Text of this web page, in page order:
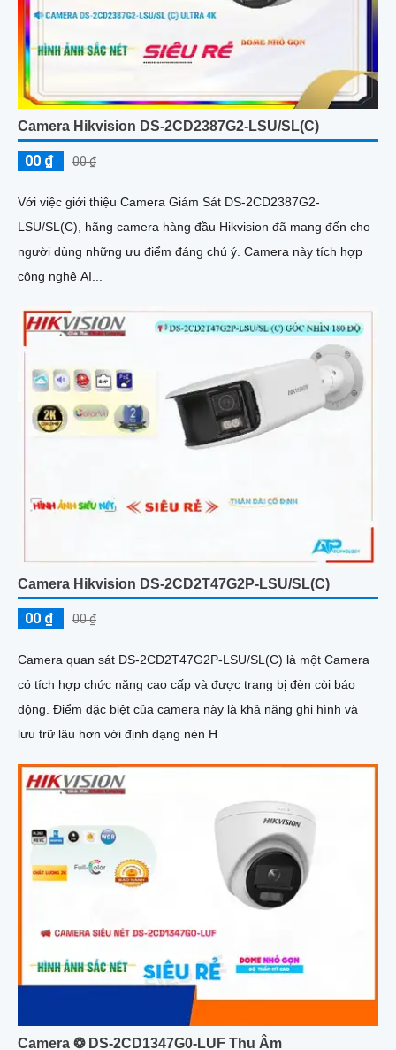
Camera Hikvision DS-2CD2387G2-LSU/SL(C)
00 ₫ 00 ₫
Với việc giới thiệu Camera Giám Sát DS-2CD2387G2-
LSU/SL(C), hãng camera hàng đầu Hikvision đã mang đến cho
người dùng những ưu điểm đáng chú ý. Camera này tích hợp
công nghệ AI...
Camera Hikvision DS-2CD2T47G2P-LSU/SL(C)
00 ₫ 00 ₫
Camera quan sát DS-2CD2T47G2P-LSU/SL(C) là một Camera
có tích hợp chức năng cao cấp và được trang bị đèn còi báo
động. Điểm đặc biệt của camera này là khả năng ghi hình và
lưu trữ lâu hơn với định dạng nén H
Camera ❂ DS-2CD1347G0-LUF Thu Âm